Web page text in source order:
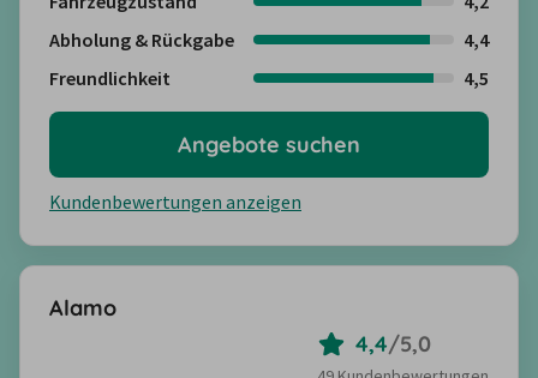
Abholung & Rückgabe
4,4
Freundlichkeit
4,5
Kundenbewertungen anzeigen
Angebote suchen
Alamo
4,4/5,0